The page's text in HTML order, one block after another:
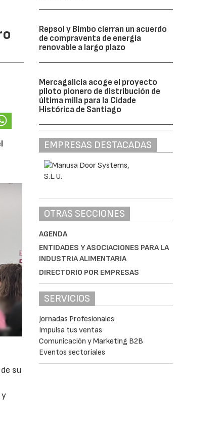
su
Repsol y Bimbo cierran un acuerdo
de compraventa de energía
renovable a largo plazo
Mercagalicia acoge el proyecto
piloto pionero de distribución de
última milla para la Cidade
Histórica de Santiago
EMPRESAS DESTACADAS
OTRAS SECCIONES
AGENDA
ENTIDADES Y ASOCIACIONES PARA LA
INDUSTRIA ALIMENTARIA
DIRECTORIO POR EMPRESAS
SERVICIOS
Jornadas Profesionales
Impulsa tus ventas
Comunicación y Marketing B2B
Eventos sectoriales